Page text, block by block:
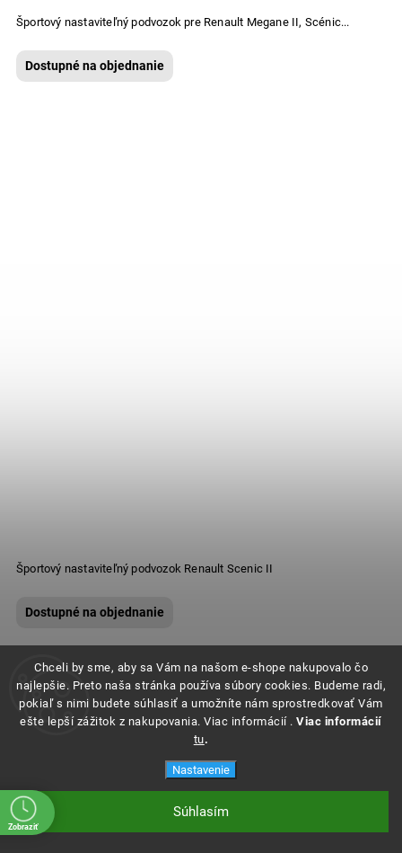
Chceli by sme, aby sa Vám na našom e-shope nakupovalo čo
najlepšie. Preto naša stránka používa súbory cookies. Budeme radi,
pokiaľ s nimi budete súhlasiť a umožníte nám sprostredkovať Vám
ešte lepší zážitok z nakupovania. Viac informácií .Viac informácií
tu.
Nastavenie
Súhlasím
Športový nastaviteľný podvozok pre Renault Megane II, Scénic...
Dostupné na objednanie
Športový nastaviteľný podvozok Renault Scenic II
Dostupné na objednanie
Kontakt
Zobraziť